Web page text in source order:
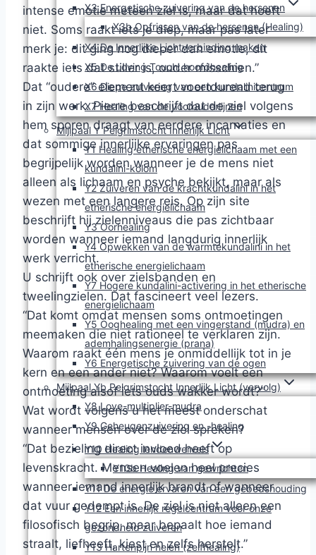
X3 Energetische zuivering van de hersenen
X3b Opfrissen van de hersenen (Healing)
X4 De Innerlijke Lichtverbinding maken
X5 De Loving Touch: hoofdhealing
X6 Diepe zuivering van een kundalinicentrum
X7 Healing van de voorouderlijnen
Mijlpaal Y Pelgrimstocht Innerlijk Licht
Y1 Healing etherische energielichaam met een
kundalini-kolom
Y2 Zuiveren van de krachtkundalini in het
etherische energielichaam
Y3 Oorhealing
Y4 Opwekken van de warmtekundalini in het
etherische energielichaam
Y7 Hogere kundalini-activering in het etherische
energielichaam
Y5 Ooghealing met een vingerstand (mudra) en
ademhalingsenergie (prana)
Y6 Energetische zuivering van de ogen
Mijlpaal Yb Pelgrimstocht Innerlijk Licht (vervolg)
Y8 Love-multiplier-mudra
Y9 Geheugenzuivering en -healing
Y10 Healing lendenwervels
Y10b Healing van gewrichten
Y11 De energie ervaren van een gebedshouding
Y12 Een innerlijk regelcentrum voor onze
gezondheid zuiveren
Y13 Hartenpijn helen (zelfhealing)
intense emotie meteen ziel is, maar dat hoeft
niet. Soms raakt iets je diep, maar pas later
merk je: dit ging nog dieper dan emotie, dit
raakte iets dat stiller is, ouder misschien.”
Dat “oudere” element keert voortdurend terug
in zijn werk. Pierre beschrijft dat de ziel volgens
hem sporen draagt van eerdere incarnaties en
dat sommige innerlijke ervaringen pas
begrijpelijk worden wanneer je de mens niet
alleen als lichaam en psyche bekijkt, maar als
wezen met een langere reis. Op zijn site
beschrijft hij zielenniveaus die pas zichtbaar
worden wanneer iemand langdurig innerlijk
werk verricht.
U schrijft ook over zielsbanden en
tweelingzielen. Dat fascineert veel lezers.
“Dat komt omdat mensen soms ontmoetingen
meemaken die niet rationeel te verklaren zijn.
Waarom raakt één mens je onmiddellijk tot in je
kern en een ander niet? Waarom voelt een
ontmoeting alsof iets ouds wakker wordt?”
Wat wordt volgens u het meest onderschat
wanneer mensen over de ziel spreken?
“Dat bezieling direct invloed heeft op
levenskracht. Mensen voelen heel precies
wanneer iemand innerlijk brandt of wanneer
dat vuur gedempt is. De ziel is niet alleen een
filosofisch begrip, maar bepaalt hoe iemand
straalt, liefheeft, kiest en zelfs herstelt.”